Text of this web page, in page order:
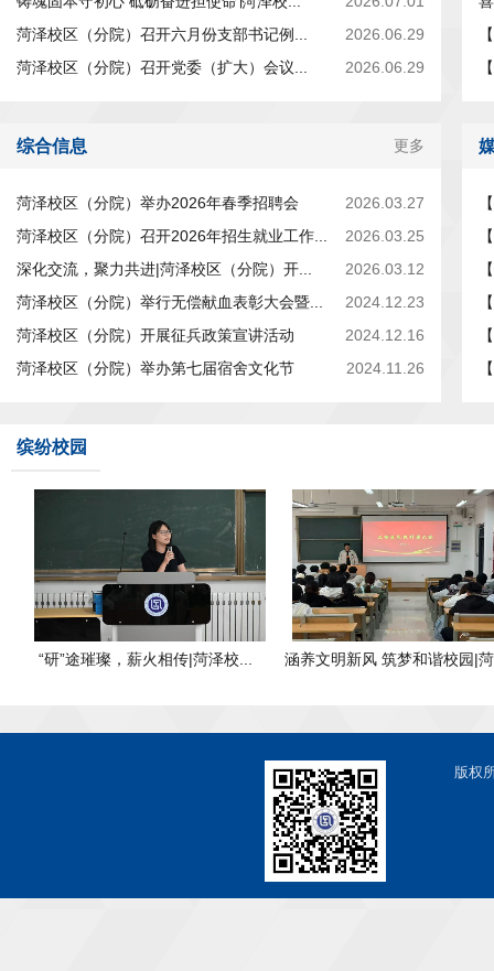
菏泽校区（分院）召开六月份支部书记例...
2026.06.29
菏泽校区（分院）召开党委（扩大）会议...
2026.06.29
综合信息 更多
菏泽校区（分院）举办2026年春季招聘会
2026.03.27
菏泽校区（分院）召开2026年招生就业工作...
2026.03.25
深化交流，聚力共进|菏泽校区（分院）开...
2026.03.12
菏泽校区（分院）举行无偿献血表彰大会暨...
2024.12.23
菏泽校区（分院）开展征兵政策宣讲活动
2024.12.16
菏泽校区（分院）举办第七届宿舍文化节
2024.11.26
缤纷校园
“研”途璀璨，薪火相传|菏泽校... 涵养文明新风 筑梦和谐校园|
版权